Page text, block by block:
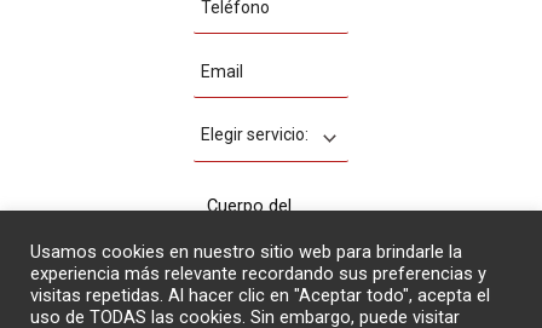
Acepto la
Usamos cookies en nuestro sitio web para brindarle la
experiencia más relevante recordando sus preferencias y
visitas repetidas. Al hacer clic en "Aceptar todo", acepta el
uso de TODAS las cookies. Sin embargo, puede visitar